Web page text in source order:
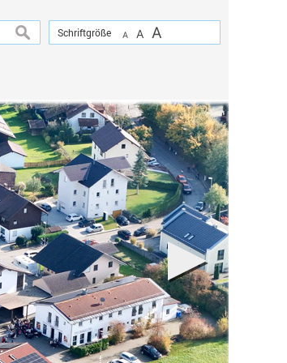
Schriftgröße A A A
suchen